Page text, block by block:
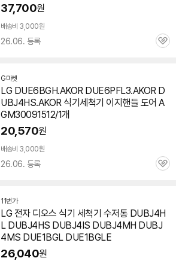
37,700원
배송비 3,000원
26.06. 등록
관
G마켓
LG DUE6BGH.AKOR DUE6PFL3.AKOR D
UBJ4HS.AKOR 식기세척기 이지핸들 도어 A
GM30091512/1개
20,570원
배송비 3,000원
26.06. 등록
관
11번가
LG 전자 디오스 식기 세척기 수저통 DUBJ4H
L DUBJ4HS DUBJ4IS DUBJ4MH DUBJ
4MS DUE1BGL DUE1BGLE
26,040원